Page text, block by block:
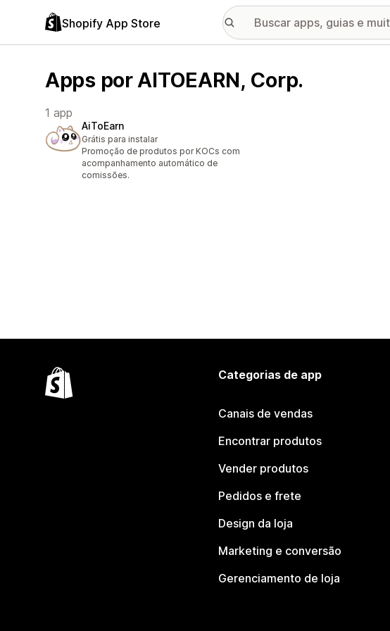
Shopify App Store
Apps por AITOEARN, Corp.
1 app
AiToEarn
Grátis para instalar
Promoção de produtos por KOCs com
acompanhamento automático de
comissões.
Categorias de app
Canais de vendas
Encontrar produtos
Vender produtos
Pedidos e frete
Design da loja
Marketing e conversão
Gerenciamento de loja